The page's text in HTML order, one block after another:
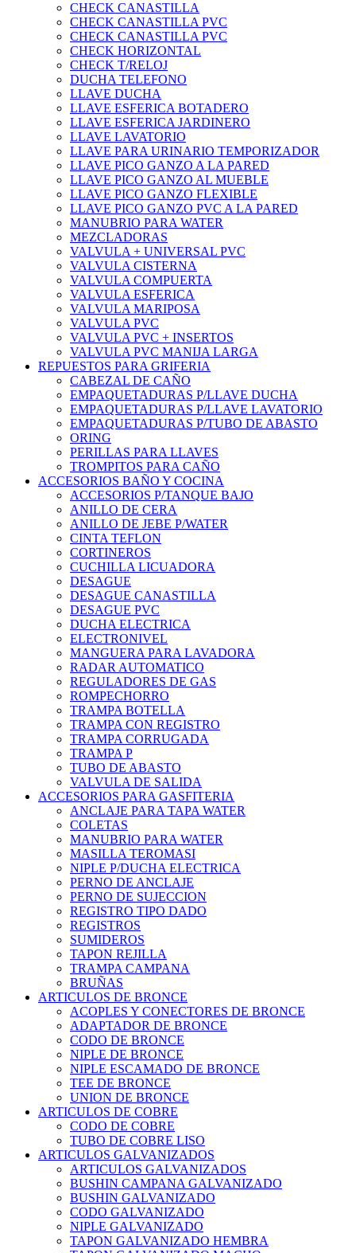
CHECK CANASTILLA
CHECK CANASTILLA PVC
CHECK CANASTILLA PVC
CHECK HORIZONTAL
CHECK T/RELOJ
DUCHA TELEFONO
LLAVE DUCHA
LLAVE ESFERICA BOTADERO
LLAVE ESFERICA JARDINERO
LLAVE LAVATORIO
LLAVE PARA URINARIO TEMPORIZADOR
LLAVE PICO GANZO A LA PARED
LLAVE PICO GANZO AL MUEBLE
LLAVE PICO GANZO FLEXIBLE
LLAVE PICO GANZO PVC A LA PARED
MANUBRIO PARA WATER
MEZCLADORAS
VALVULA + UNIVERSAL PVC
VALVULA CISTERNA
VALVULA COMPUERTA
VALVULA ESFERICA
VALVULA MARIPOSA
VALVULA PVC
VALVULA PVC + INSERTOS
VALVULA PVC MANIJA LARGA
REPUESTOS PARA GRIFERIA
CABEZAL DE CAÑO
EMPAQUETADURAS P/LLAVE DUCHA
EMPAQUETADURAS P/LLAVE LAVATORIO
EMPAQUETADURAS P/TUBO DE ABASTO
ORING
PERILLAS PARA LLAVES
TROMPITOS PARA CAÑO
ACCESORIOS BAÑO Y COCINA
ACCESORIOS P/TANQUE BAJO
ANILLO DE CERA
ANILLO DE JEBE P/WATER
CINTA TEFLON
CORTINEROS
CUCHILLA LICUADORA
DESAGUE
DESAGUE CANASTILLA
DESAGUE PVC
DUCHA ELECTRICA
ELECTRONIVEL
MANGUERA PARA LAVADORA
RADAR AUTOMATICO
REGULADORES DE GAS
ROMPECHORRO
TRAMPA BOTELLA
TRAMPA CON REGISTRO
TRAMPA CORRUGADA
TRAMPA P
TUBO DE ABASTO
VALVULA DE SALIDA
ACCESORIOS PARA GASFITERIA
ANCLAJE PARA TAPA WATER
COLETAS
MANUBRIO PARA WATER
MASILLA TEROMASI
NIPLE P/DUCHA ELECTRICA
PERNO DE ANCLAJE
PERNO DE SUJECCION
REGISTRO TIPO DADO
REGISTROS
SUMIDEROS
TAPON REJILLA
TRAMPA CAMPANA
BRUÑAS
ARTICULOS DE BRONCE
ACOPLES Y CONECTORES DE BRONCE
ADAPTADOR DE BRONCE
CODO DE BRONCE
NIPLE DE BRONCE
NIPLE ESCAMADO DE BRONCE
TEE DE BRONCE
UNION DE BRONCE
ARTICULOS DE COBRE
CODO DE COBRE
TUBO DE COBRE LISO
ARTICULOS GALVANIZADOS
ARTICULOS GALVANIZADOS
BUSHIN CAMPANA GALVANIZADO
BUSHIN GALVANIZADO
CODO GALVANIZADO
NIPLE GALVANIZADO
TAPON GALVANIZADO HEMBRA